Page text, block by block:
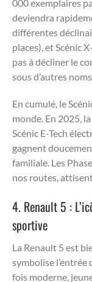
000 exemplaires
deviendra
différentes
places), et Scénic
pas à décliner le
sous d’autres
En cumulé, le
monde. En 2025,
Scénic E-Tech
gagnent
familiale. Les
nos routes,
4. Renault 5 :
sportive
La Renault 5 est
symbolise l’entrée
fois moderne,